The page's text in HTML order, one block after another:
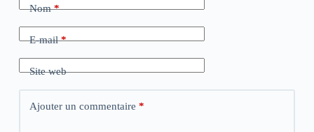
Nom*
E-mail*
Site web
Ajouter un commentaire *